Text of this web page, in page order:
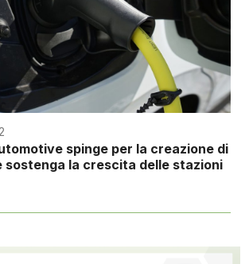
spinge per la creazione di
sostenga la crescita delle stazioni